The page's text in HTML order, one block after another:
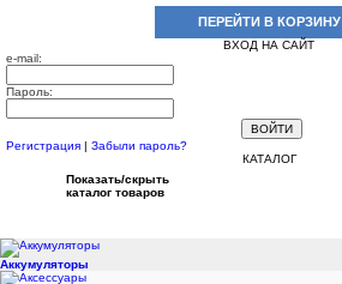
ПЕРЕЙТИ В КОРЗИНУ
ВХОД НА САЙТ
e-mail:
Пароль:
Регистрация
Забыли пароль?
КАТАЛОГ
Показать/скрыть
каталог товаров
Аккумуляторы